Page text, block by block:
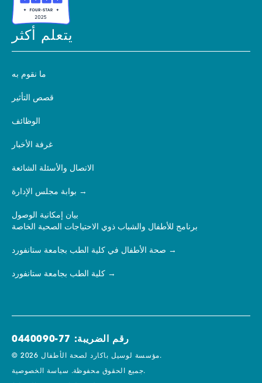
يتعلم أكثر
ما نقوم به
قصص التأثير
الوظائف
غرفة الأخبار
الاتصال والأسئلة الشائعة
بوابة مجلس الإدارة
بيان إمكانية الوصول
برنامج للأطفال والشباب ذوي الاحتياجات الصحية الخاصة
صحة الأطفال في كلية الطب بجامعة ستانفورد
كلية الطب بجامعة ستانفورد
رقم الضريبة: 77-0440090
© 2026 مؤسسة لوسيل باكارد لصحة الأطفال.
جميع الحقوق محفوظة.سياسة الخصوصية.